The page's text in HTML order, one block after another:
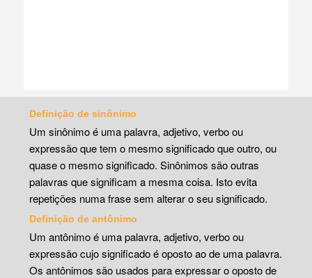
Definição de sinônimo
Um sinônimo é uma palavra, adjetivo, verbo ou
expressão que tem o mesmo significado que outro, ou
quase o mesmo significado. Sinônimos são outras
palavras que significam a mesma coisa. Isto evita
repetições numa frase sem alterar o seu significado.
Definição de antônimo
Um antônimo é uma palavra, adjetivo, verbo ou
expressão cujo significado é oposto ao de uma palavra.
Os antônimos são usados para expressar o oposto de